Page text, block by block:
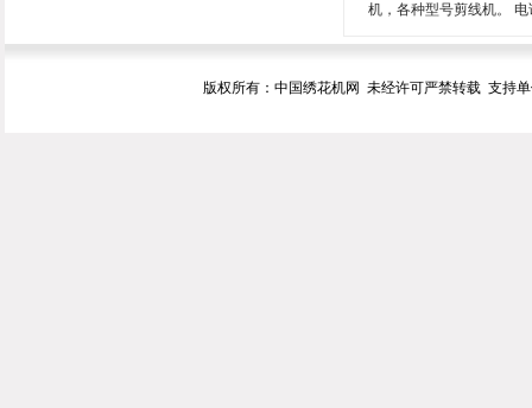
机，各种型号剪线机。
版权所有：中国绣花机网 未经许可严禁转载 支持